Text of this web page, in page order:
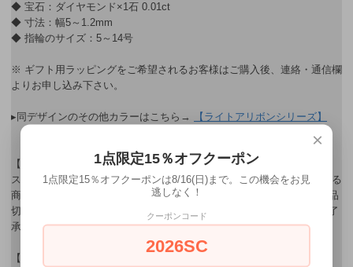
◆ 宝石：ダイヤモンド×1石 0.01ct
◆ 寸法：幅5～1.2mm
◆ 指輪のサイズ：5～14号
※ ギフト用ラッピングをご希望されるお客様はご購入後、連絡・通信欄
よりお申し込み下さい。
▸同デザインのその他カラーはこちら→ 【ライトアリボンシリーズ】
【商品在庫について】
スノウ広島・ヤマジ岡山 ジュエリーオンラインショップで販売している
商品は、店舗でも販売しているため、ネット上に在庫がある場合でも品
切れになる場合がございます。在庫管理に努めて参りますが、何卒ご了
承くださいませ。
【リング(指輪)の納期について】
×
1点限定15％オフクーポン
1点限定15％オフクーポンは8/16(日)まで。この機会をお見
逃しなく！
クーポンコード
2026SC